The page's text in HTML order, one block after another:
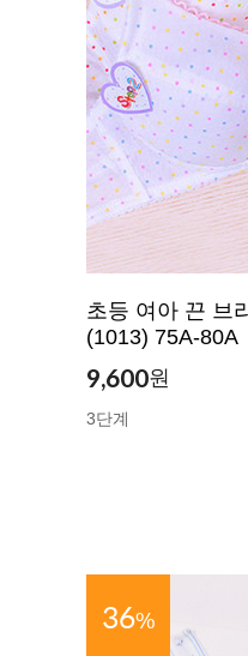
초등 여아 끈 브
(1013) 75A-80A
9,600원
3단계
36%